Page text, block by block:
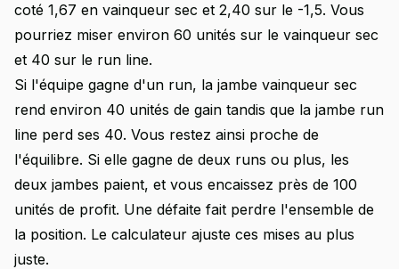
coté 1,67 en vainqueur sec et 2,40 sur le -1,5. Vous
pourriez miser environ 60 unités sur le vainqueur sec
et 40 sur le run line.
Si l'équipe gagne d'un run, la jambe vainqueur sec
rend environ 40 unités de gain tandis que la jambe run
line perd ses 40. Vous restez ainsi proche de
l'équilibre. Si elle gagne de deux runs ou plus, les
deux jambes paient, et vous encaissez près de 100
unités de profit. Une défaite fait perdre l'ensemble de
la position. Le calculateur ajuste ces mises au plus
juste.